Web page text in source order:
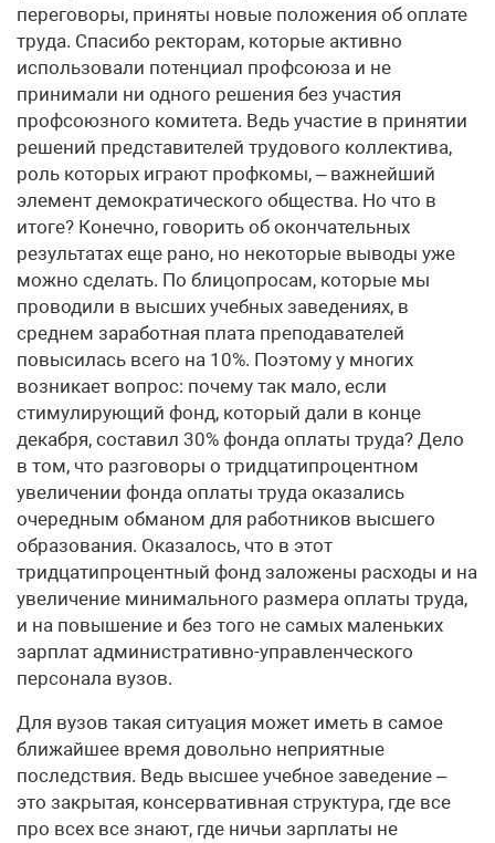
переговоры, приняты новые положения об оплате
труда. Спасибо ректорам, которые активно
использовали потенциал профсоюза и не
принимали ни одного решения без участия
профсоюзного комитета. Ведь участие в принятии
решений представителей трудового коллектива,
роль которых играют профкомы, – важнейший
элемент демократического общества. Но что в
итоге? Конечно, говорить об окончательных
результатах еще рано, но некоторые выводы уже
можно сделать. По блицопросам, которые мы
проводили в высших учебных заведениях, в
среднем заработная плата преподавателей
повысилась всего на 10%. Поэтому у многих
возникает вопрос: почему так мало, если
стимулирующий фонд, который дали в конце
декабря, составил 30% фонда оплаты труда? Дело
в том, что разговоры о тридцатипроцентном
увеличении фонда оплаты труда оказались
очередным обманом для работников высшего
образования. Оказалось, что в этот
тридцатипроцентный фонд заложены расходы и на
увеличение минимального размера оплаты труда,
и на повышение и без того не самых маленьких
зарплат административно-управленческого
персонала вузов.
Для вузов такая ситуация может иметь в самое
ближайшее время довольно неприятные
последствия. Ведь высшее учебное заведение –
это закрытая, консервативная структура, где все
про всех все знают, где ничьи зарплаты не